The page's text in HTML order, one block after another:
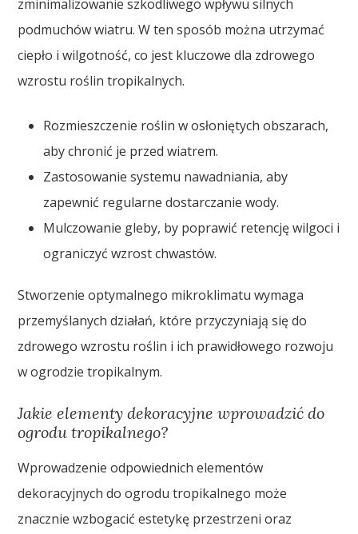
zminimalizowanie szkodliwego wpływu silnych
podmuchów wiatru. W ten sposób można utrzymać
ciepło i wilgotność, co jest kluczowe dla zdrowego
wzrostu roślin tropikalnych.
Rozmieszczenie roślin w osłoniętych obszarach,
aby chronić je przed wiatrem.
Zastosowanie systemu nawadniania, aby
zapewnić regularne dostarczanie wody.
Mulczowanie gleby, by poprawić retencję wilgoci i
ograniczyć wzrost chwastów.
Stworzenie optymalnego mikroklimatu wymaga
przemyślanych działań, które przyczyniają się do
zdrowego wzrostu roślin i ich prawidłowego rozwoju
w ogrodzie tropikalnym.
Jakie elementy dekoracyjne wprowadzić do
ogrodu tropikalnego?
Wprowadzenie odpowiednich elementów
dekoracyjnych do ogrodu tropikalnego może
znacznie wzbogacić estetykę przestrzeni oraz